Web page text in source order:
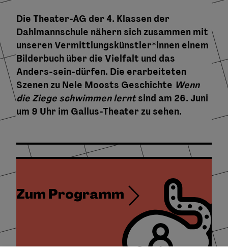
Die Theater-AG der 4. Klassen der
Dahlmannschule nähern sich zusammen mit
unseren Vermittlungskünstler*innen einem
Bilderbuch über die Vielfalt und das
Anders-sein-dürfen. Die erarbeiteten
Szenen zu Nele Moosts Geschichte Wenn
die Ziege schwimmen lerntsind am 26. Juni
um 9 Uhr im Gallus-Theater zu sehen.
Zum Programm